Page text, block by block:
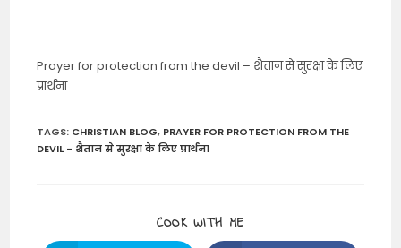
Prayer for protection from the devil – शैतान से सुरक्षा के लिए
प्रार्थना
TAGS: CHRISTIAN BLOG, PRAYER FOR PROTECTION FROM THE
DEVIL - शैतान से सुरक्षा के लिए प्रार्थना
COOK WITH ME